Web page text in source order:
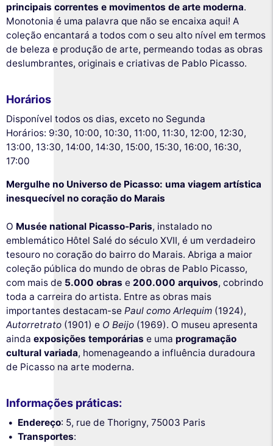
principais correntes e movimentos de arte moderna.
Monotonia é uma palavra que não se encaixa aqui! A
coleção encantará a todos com o seu alto nível em termos
de beleza e produção de arte, permeando todas as obras
deslumbrantes, originais e criativas de Pablo Picasso.
Horários
Disponível todos os dias, exceto no Segunda
Horários: 9:30, 10:00, 10:30, 11:00, 11:30, 12:00, 12:30,
13:00, 13:30, 14:00, 14:30, 15:00, 15:30, 16:00, 16:30,
17:00
Mergulhe no Universo de Picasso: uma viagem artística
inesquecível no coração do Marais
O Musée national Picasso-Paris, instalado no
emblemático Hôtel Salé do século XVII, é um verdadeiro
tesouro no coração do bairro do Marais. Abriga a maior
coleção pública do mundo de obras de Pablo Picasso,
com mais de 5.000 obras e 200.000 arquivos, cobrindo
toda a carreira do artista. Entre as obras mais
importantes destacam-se Paul como Arlequim (1924),
Autorretrato (1901) e O Beijo (1969). O museu apresenta
ainda exposições temporárias e uma programação
cultural variada, homenageando a influência duradoura
de Picasso na arte moderna.
Informações práticas:
Endereço: 5, rue de Thorigny, 75003 Paris
Transportes: